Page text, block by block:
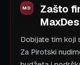
Zašto
Dobijate tim koji
Za Pirotski